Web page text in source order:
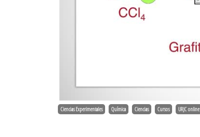
Ciencias Experimentales Química Ciencias Cursos URJC online